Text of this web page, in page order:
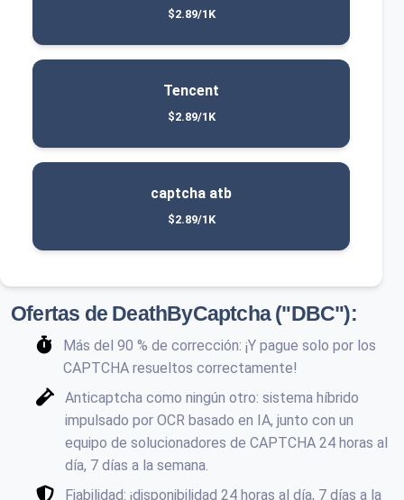
$2.89/1K
Tencent
$2.89/1K
captcha atb
$2.89/1K
Ofertas de DeathByCaptcha ("DBC"):
Más del 90 % de corrección: ¡Y pague solo por los
CAPTCHA resueltos correctamente!
Anticaptcha como ningún otro: sistema híbrido
impulsado por OCR basado en IA, junto con un
equipo de solucionadores de CAPTCHA 24 horas al
día, 7 días a la semana.
Fiabilidad: ¡disponibilidad 24 horas al día, 7 días a la